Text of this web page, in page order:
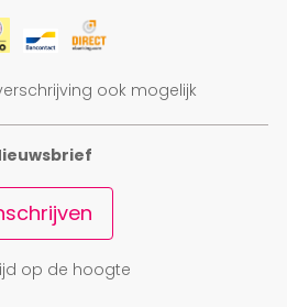
ook mogelijk
op de hoogte